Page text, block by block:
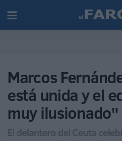
Marcos
está unida y el
muy ilusionado"
El delantero del Ceuta